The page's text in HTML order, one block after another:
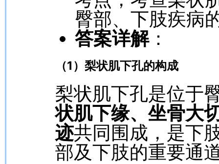
臀部、下肢疾病
答案详解：
（1）梨状肌下孔的构成
梨状肌下孔是位于
状肌下缘、坐骨大
迹共同围成，是下
部及下肢的重要通